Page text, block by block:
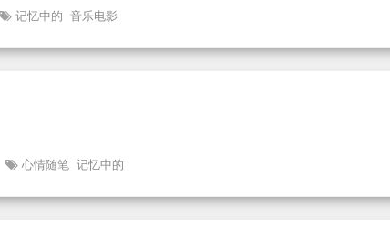
记忆中的 音乐电影
心情随笔 记忆中的